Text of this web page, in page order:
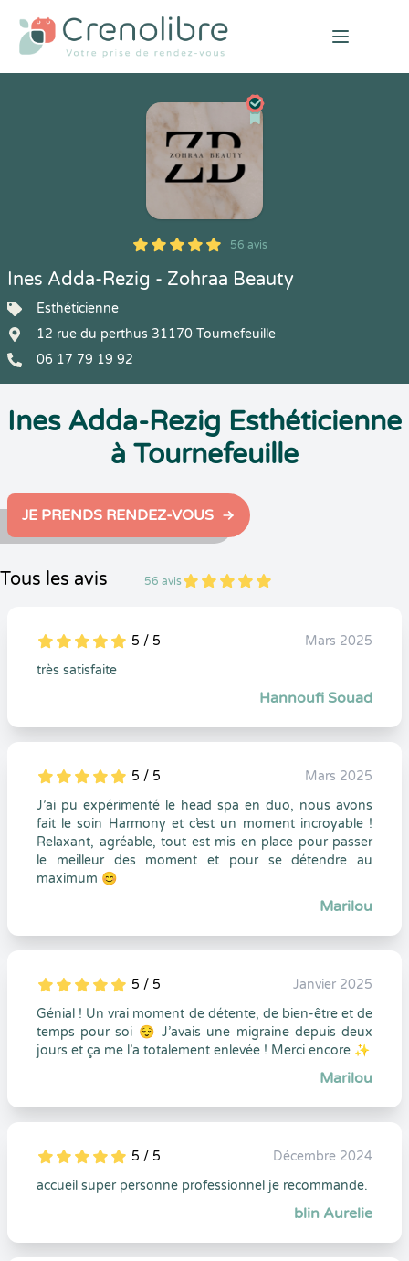
Open
5
1
5
56 56 avis
Ines Adda-Rezig - Zohraa Beauty
Esthéticienne
12 rue du perthus 31170 Tournefeuille
06 17 79 19 92
Ines Adda-Rezig Esthéticienne
à Tournefeuille
JE PRENDS RENDEZ-VOUS
Tous les avis 56 avis 5
1
5
56
5
1
5
0 5 / 5
Mars 2025
très satisfaite
Hannoufi Souad
5
1
5
0 5 / 5
Mars 2025
J’ai pu expérimenté le head spa en duo, nous avons
fait le soin Harmony et c’est un moment incroyable !
Relaxant, agréable, tout est mis en place pour passer
le meilleur des moment et pour se détendre au
maximum 😊
Marilou
5
1
5
0 5 / 5
Janvier 2025
Génial ! Un vrai moment de détente, de bien-être et de
temps pour soi 😌 J’avais une migraine depuis deux
jours et ça me l’a totalement enlevée ! Merci encore ✨
Marilou
5
1
5
0 5 / 5
Décembre 2024
accueil super personne professionnel je recommande.
blin Aurelie